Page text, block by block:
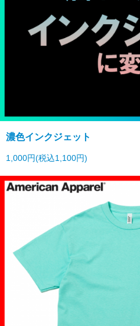
濃色インクジェット
1,000円(税込1,100円)